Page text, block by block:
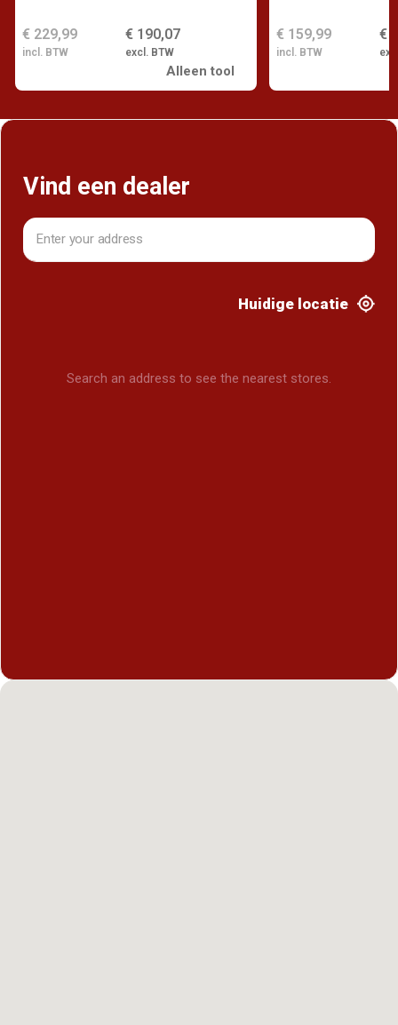
€ 190,07
excl. BTW
€ 229,99
incl. BTW
Alleen tool
€
€ 159,99
incl. BTW
Vind een dealer
Huidige locatie
Search an address to see the nearest stores.